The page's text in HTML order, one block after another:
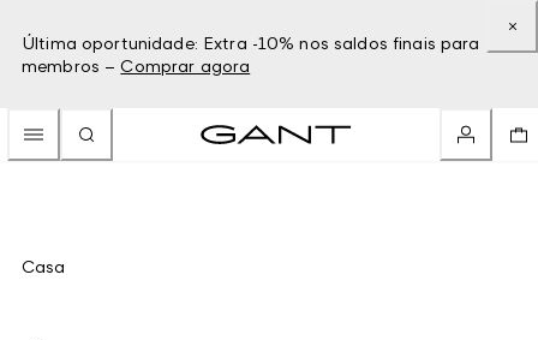
Última oportunidade: Extra -10% nos saldos finais para
membros – Comprar agora
Casa